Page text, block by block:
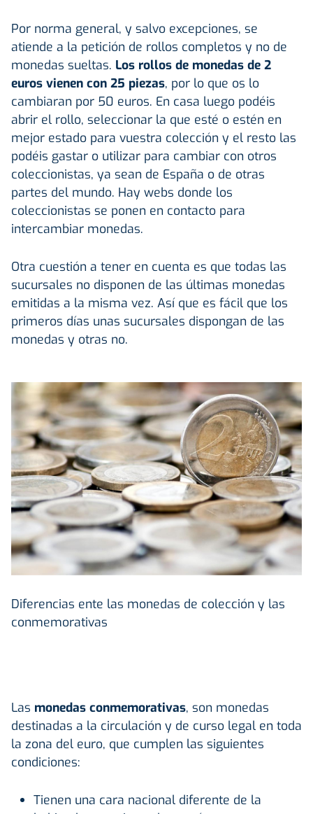
Por norma general, y salvo excepciones, se
atiende a la petición de rollos completos y no de
monedas sueltas. Los rollos de monedas de 2
euros vienen con 25 piezas, por lo que os lo
cambiaran por 50 euros. En casa luego podéis
abrir el rollo, seleccionar la que esté o estén en
mejor estado para vuestra colección y el resto las
podéis gastar o utilizar para cambiar con otros
coleccionistas, ya sean de España o de otras
partes del mundo. Hay webs donde los
coleccionistas se ponen en contacto para
intercambiar monedas.
Otra cuestión a tener en cuenta es que todas las
sucursales no disponen de las últimas monedas
emitidas a la misma vez. Así que es fácil que los
primeros días unas sucursales dispongan de las
monedas y otras no.
Diferencias ente las monedas de colección y las
conmemorativas
Las monedas conmemorativas, son monedas
destinadas a la circulación y de curso legal en toda
la zona del euro, que cumplen las siguientes
condiciones:
Tienen una cara nacional diferente de la